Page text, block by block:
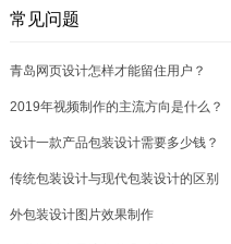
常见问题
青岛网页设计怎样才能留住用户？
2019年视频制作的主流方向是什么？
设计一款产品包装设计需要多少钱？
传统包装设计与现代包装设计的区别
外包装设计图片效果制作